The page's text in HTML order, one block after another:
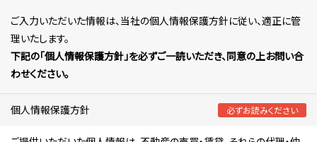
ご入力いただいた情報は、当社の個人情報保護方針に従い、適正に管
理いたします。
下記の「個人情報保護方針」を必ずご一読いただき、同意の上お問い合
わせください。
個人情報保護方針 必ずお読みください